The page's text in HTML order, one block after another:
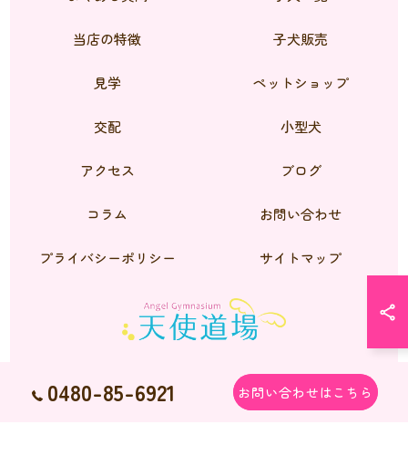
0480-85-6921 お問い合わせはこちら
当店の特徴 子犬販売
見学 ペットショップ
交配 小型犬
アクセス ブログ
コラム お問い合わせ
プライバシーポリシー サイトマップ
© 2026 シーズーのブリーダーなら天使道場 ALL RIGHTS RESERVED.